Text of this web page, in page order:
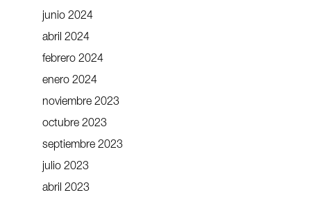
junio 2024
abril 2024
febrero 2024
enero 2024
noviembre 2023
octubre 2023
septiembre 2023
julio 2023
abril 2023